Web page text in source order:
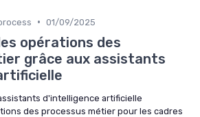
• 01/09/2025
opérations des
grâce aux assistants
d'intelligence artificielle
des processus métier pour les cadres